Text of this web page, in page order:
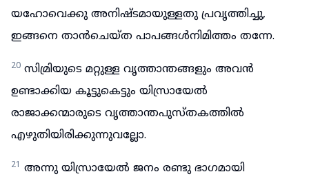
യഹോവെക്കു അനിഷ്ടമായുള്ളതു പ്രവൃത്തിച്ചു,
ഇങ്ങനെ താൻചെയ്ത പാപങ്ങൾനിമിത്തം തന്നേ.
20 സിമ്രിയുടെ മറ്റുള്ള വൃത്താന്തങ്ങളും അവൻ
ഉണ്ടാക്കിയ കൂട്ടുകെട്ടും യിസ്രായേൽ
രാജാക്കന്മാരുടെ വൃത്താന്തപുസ്തകത്തിൽ
എഴുതിയിരിക്കുന്നുവല്ലോ.
21 അന്നു യിസ്രായേൽ ജനം രണ്ടു ഭാഗമായി